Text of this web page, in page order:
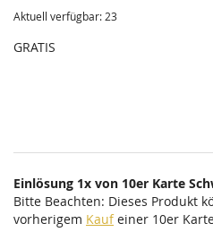
Aktuell verfügbar: 23
GRATIS
Einlösung 1x von 10er Karte
Bitte Beachten: Dieses Produkt
vorherigem Kaufeiner 10er